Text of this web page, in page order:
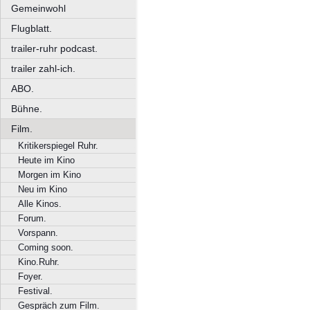
Gemeinwohl
Flugblatt.
trailer-ruhr podcast.
trailer zahl-ich.
ABO.
Bühne.
Film.
Kritikerspiegel Ruhr.
Heute im Kino
Morgen im Kino
Neu im Kino
Alle Kinos.
Forum.
Vorspann.
Coming soon.
Kino.Ruhr.
Foyer.
Festival.
Gespräch zum Film.